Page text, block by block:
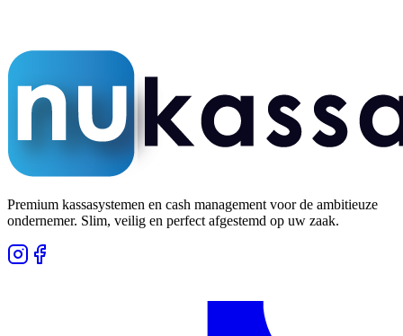
Premium kassasystemen en cash management voor de ambitieuze
ondernemer. Slim, veilig en perfect afgestemd op uw zaak.